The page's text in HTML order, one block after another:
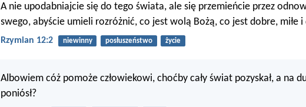
A nie upodabniajcie się do tego świata, ale się przemieńcie przez
swego, abyście umieli rozróżnić, co jest wolą Bożą, co jest dobre, miłe i
Rzymian 12:2 niewinny posłuszeństwo życie
Albowiem cóż pomoże człowiekowi, choćby cały świat pozyskał, a na
poniósł?